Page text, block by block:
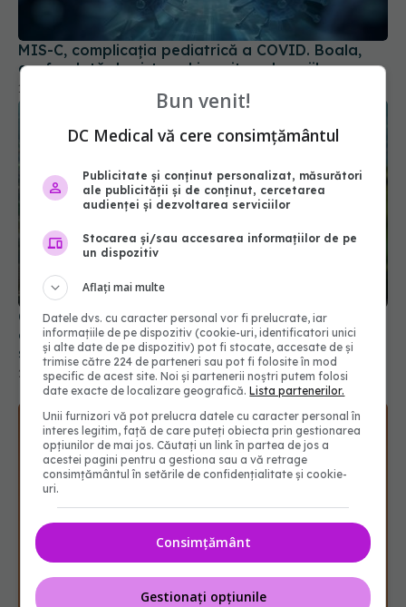
confundată de sistemul imunitar al copiilor
OMS a definit boala răspândită "prin aer", după
confuzia din perioada COVID. Oamenii de știință
spun că "ar fi putut să coste vieți"
22 apr 2024, 10:01
Ai rămas fără miros după COVID? Cât timp poate
persista problema
25 sep 2025, 22:40
Bun venit!
DC Medical vă cere consimțământul
Publicitate și conținut personalizat, măsurători
ale publicității și de conținut, cercetarea
audienței și dezvoltarea serviciilor
Stocarea și/sau accesarea informațiilor de pe
un dispozitiv
Aflați mai multe
Datele dvs. cu caracter personal vor fi prelucrate, iar
informațiile de pe dispozitiv (cookie-uri, identificatori unici
și alte date de pe dispozitiv) pot fi stocate, accesate de și
trimise către 224 de parteneri sau pot fi folosite în mod
specific de acest site. Noi și partenerii noștri putem folosi
date exacte de localizare geografică.Lista partenerilor.
Unii furnizori vă pot prelucra datele cu caracter personal în
interes legitim, față de care puteți obiecta prin gestionarea
opțiunilor de mai jos. Căutați un link în partea de jos a
acestei pagini pentru a gestiona sau a vă retrage
consimțământul în setările de confidențialitate și cookie-
uri.
Consimțământ
Gestionați opțiunile